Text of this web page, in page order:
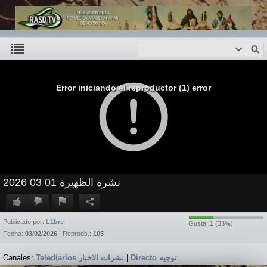
Error iniciando el reproductor (1) error
نشرة الظهيرة 01 03 2026
Gusta: 1 (33%)
Publicado por: L1bre
Fecha: 03/02/2026 | Reprods.: 105
Canales: Telediarios نشرات الاخبار Directo توجيه